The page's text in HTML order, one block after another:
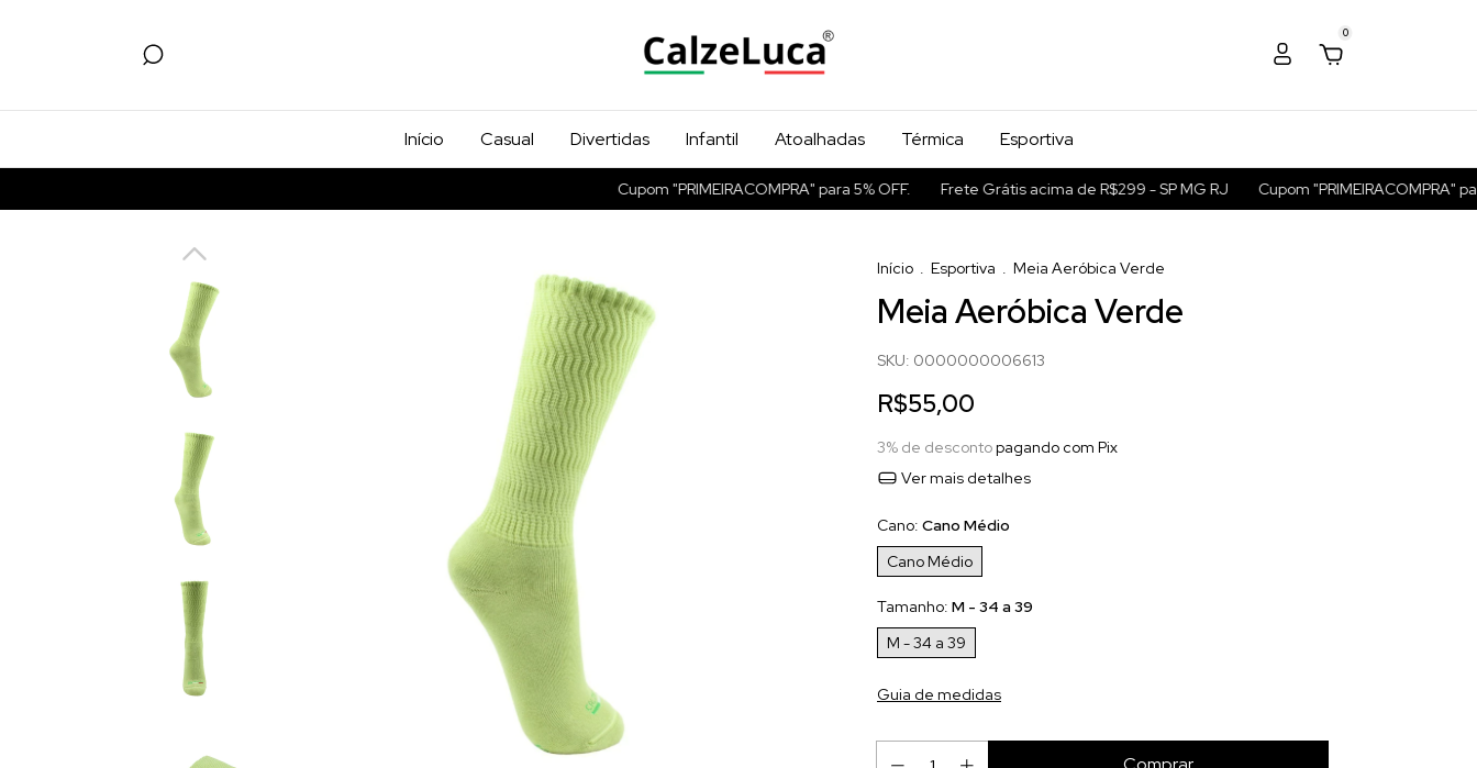
0
Início Casual Divertidas Infantil Atoalhadas Térmica Esportiva
Cupom "PRIMEIRACOMPRA" para 5% OFF. Frete Grátis acima de R$299 - SP MG RJ Cupom "PRIMEIRACOMPRA" para
Início . Esportiva . Meia Aeróbica Verde
Meia Aeróbica Verde
SKU: 0000000006613
R$55,00
3% de descontopagando com Pix
Ver mais detalhes
Cano: Cano Médio
Cano Médio
Tamanho: M - 34 a 39
M - 34 a 39
Guia de medidas